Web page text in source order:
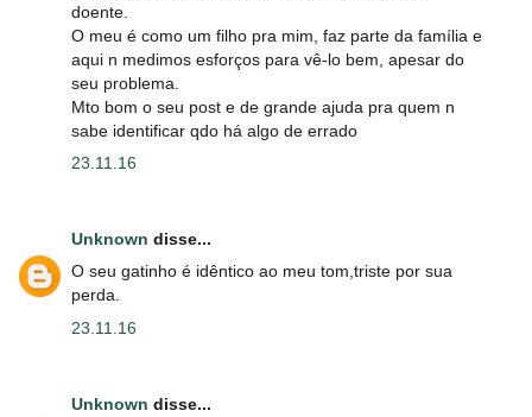
doente.
O meu é como um filho pra mim, faz parte da família e
aqui n medimos esforços para vê-lo bem, apesar do
seu problema.
Mto bom o seu post e de grande ajuda pra quem n
sabe identificar qdo há algo de errado
23.11.16
Unknown disse...
O seu gatinho é idêntico ao meu tom,triste por sua
perda.
23.11.16
Unknown disse...